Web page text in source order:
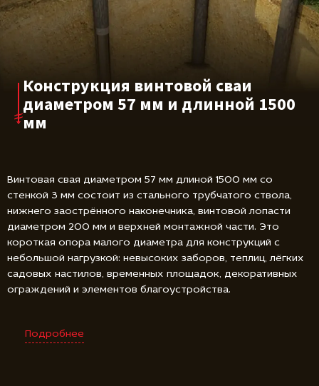
Конструкция винтовой сваи
диаметром 57 мм и длинной 1500
мм
Винтовая свая диаметром 57 мм длиной 1500 мм со
стенкой 3 мм состоит из стального трубчатого ствола,
нижнего заострённого наконечника, винтовой лопасти
диаметром 200 мм и верхней монтажной части. Это
короткая опора малого диаметра для конструкций с
небольшой нагрузкой: невысоких заборов, теплиц, лёгких
садовых настилов, временных площадок, декоративных
ограждений и элементов благоустройства.
Подробнее